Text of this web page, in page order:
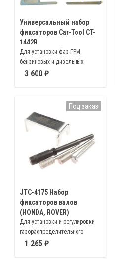
Универсальный набор
фиксаторов Car-Tool CT-
1442B
Для установки фаз ГРМ
бензиновых и дизельных
двигателей Ford, Opel, Rover,
3 600
JTC-4175 Набор
фиксаторов валов
(HONDA, ROVER)
Для установки и регулировки
газораспределительного
механизма двигателей 1.6л,
1 265
Под заказ